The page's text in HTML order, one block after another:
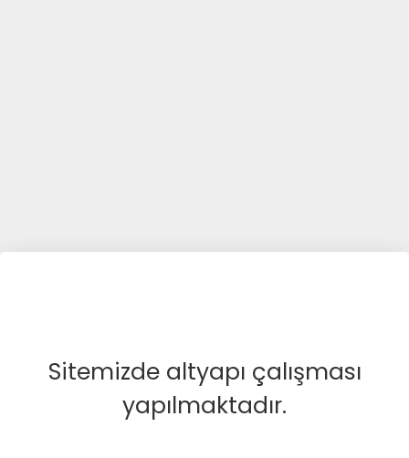
Sitemizde altyapı çalışması
yapılmaktadır.